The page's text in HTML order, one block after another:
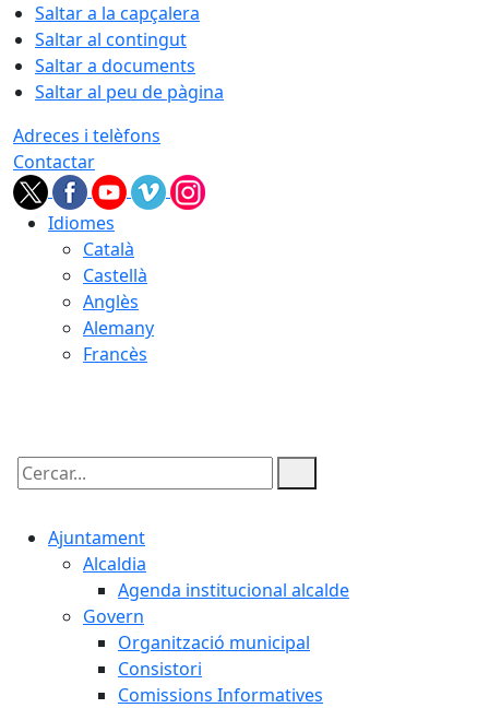
Saltar a la capçalera
Saltar al contingut
Saltar a documents
Saltar al peu de pàgina
Adreces i telèfons
Contactar
Idiomes
Català
Castellà
Anglès
Alemany
Francès
Cercar:
Ajuntament
Alcaldia
Agenda institucional alcalde
Govern
Organització municipal
Consistori
Comissions Informatives